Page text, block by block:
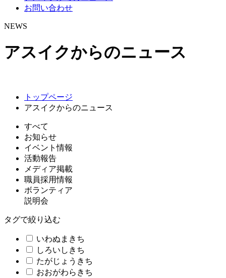
お問い合わせ
NEWS
アスイクからのニュース
トップページ
アスイクからのニュース
すべて
お知らせ
イベント情報
活動報告
メディア掲載
職員採用情報
ボランティア
説明会
タグで絞り込む
いわぬまきち
しろいしきち
たがじょうきち
おおがわらきち